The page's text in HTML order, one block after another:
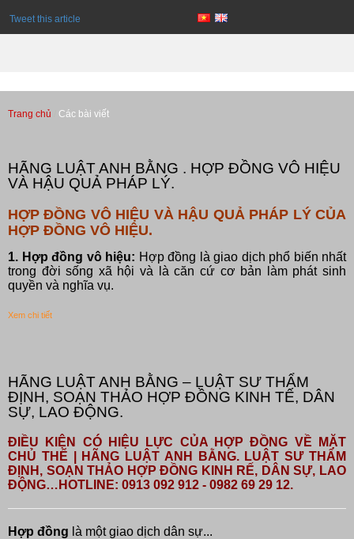
Tweet this article
Trang chủ Các bài viết
HÃNG LUẬT ANH BẰNG . HỢP ĐỒNG VÔ HIỆU
VÀ HẬU QUẢ PHÁP LÝ.
HỢP ĐỒNG VÔ HIỆU VÀ HẬU QUẢ PHÁP LÝ CỦA
HỢP ĐỒNG VÔ HIỆU.
1. Hợp đồng vô hiệu: Hợp đồng là giao dịch phổ biến nhất
trong đời sống xã hội và là căn cứ cơ bản làm phát sinh
quyền và nghĩa vụ.
Xem chi tiết
HÃNG LUẬT ANH BẰNG – LUẬT SƯ THẨM
ĐỊNH, SOẠN THẢO HỢP ĐỒNG KINH TẾ, DÂN
SỰ, LAO ĐỘNG.
ĐIỀU KIỆN CÓ HIỆU LỰC CỦA HỢP ĐỒNG VỀ MẶT
CHỦ THỂ | HÃNG LUẬT ANH BẰNG. LUẬT SƯ THẨM
ĐỊNH, SOẠN THẢO HỢP ĐỒNG KINH RẾ, DÂN SỰ, LAO
ĐỘNG…HOTLINE: 0913 092 912 - 0982 69 29 12.
Hợp đồng là một giao dịch dân sự...